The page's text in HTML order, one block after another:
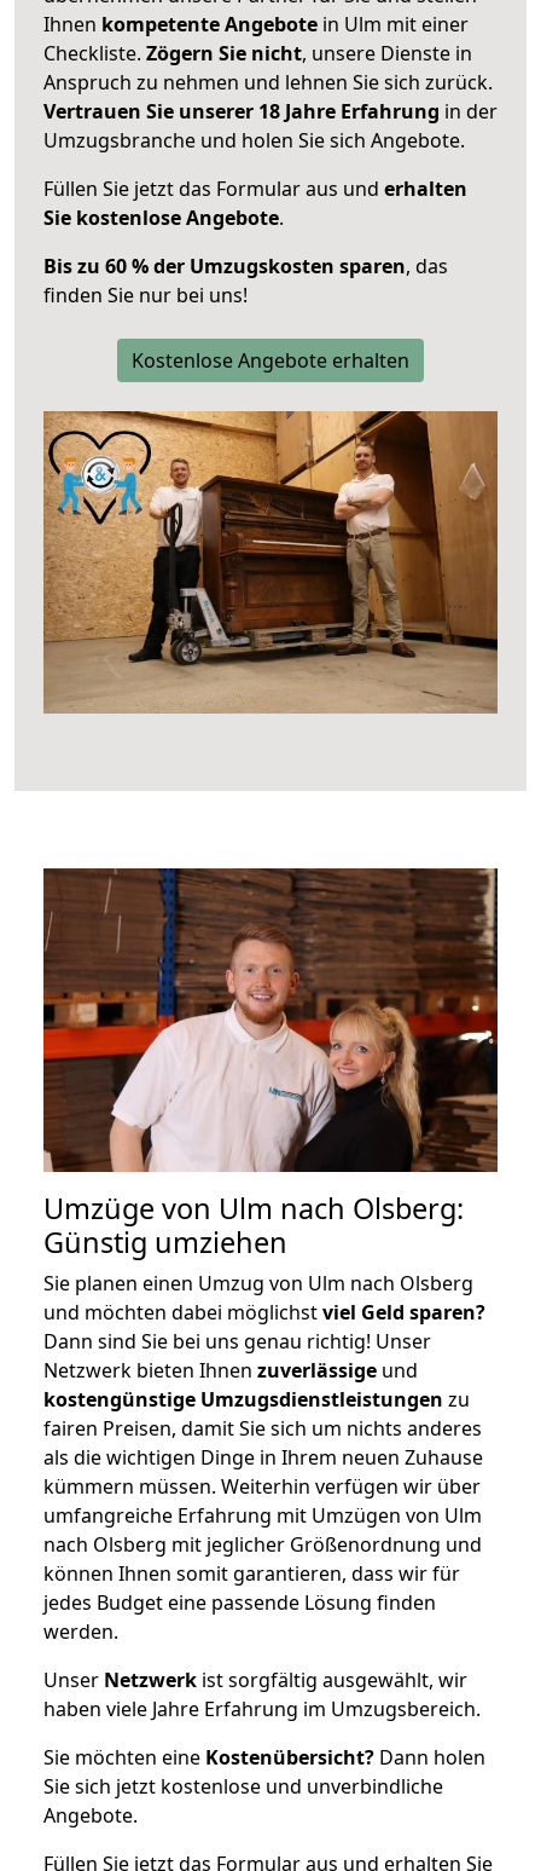
Ihnen kompetente Angebote in Ulm mit einer
Checkliste. Zögern Sie nicht, unsere Dienste in
Anspruch zu nehmen und lehnen Sie sich zurück.
Vertrauen Sie unserer 18 Jahre Erfahrung in der
Umzugsbranche und holen Sie sich Angebote.
Füllen Sie jetzt das Formular aus und erhalten
Sie kostenlose Angebote.
Bis zu 60 % der Umzugskosten sparen, das
finden Sie nur bei uns!
Kostenlose Angebote erhalten
Umzüge von Ulm nach Olsberg:
Günstig umziehen
Sie planen einen Umzug von Ulm nach Olsberg
und möchten dabei möglichstviel Geld sparen?
Dann sind Sie bei uns genau richtig! Unser
Netzwerk bieten Ihnen zuverlässige und
kostengünstige Umzugsdienstleistungen zu
fairen Preisen, damit Sie sich um nichts anderes
als die wichtigen Dinge in Ihrem neuen Zuhause
kümmern müssen. Weiterhin verfügen wir über
umfangreiche Erfahrung mit Umzügen von Ulm
nach Olsberg mit jeglicher Größenordnung und
können Ihnen somit garantieren, dass wir für
jedes Budget eine passende Lösung finden
werden.
Unser Netzwerk ist sorgfältig ausgewählt, wir
haben viele Jahre Erfahrung im Umzugsbereich.
Sie möchten eine Kostenübersicht? Dann holen
Sie sich jetzt kostenlose und unverbindliche
Angebote.
Füllen Sie jetzt das Formular aus und erhalten Sie